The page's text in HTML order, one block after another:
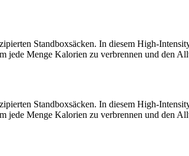
Standboxsäcken. In diesem High-
jede Menge Kalorien zu verbrennen und den
Standboxsäcken. In diesem High-
jede Menge Kalorien zu verbrennen und den